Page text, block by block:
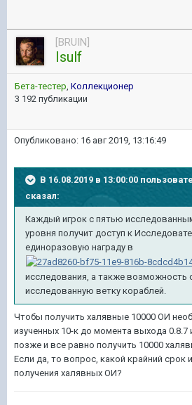
[BRUIN]
Isulf
Бета-тестер Коллекционер
3 192 публикации
Опубликовано: 16 авг 2019, 13:16:49
В 16.08.2019 в 13:00:00
сказал:
Каждый игрок c пятью
уровня получит доступ к
единоразовую награду в
исследования, а также возможность
исследованную ветку кораблей.
Чтобы получить халявные 10000 ОИ
изученных 10-к до момента выхода 0.8.7
позже и все равно получить 10000
Если да, то вопрос, какой крайний срок
получения халявных ОИ?